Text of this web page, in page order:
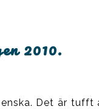
2010.
Det är tufft